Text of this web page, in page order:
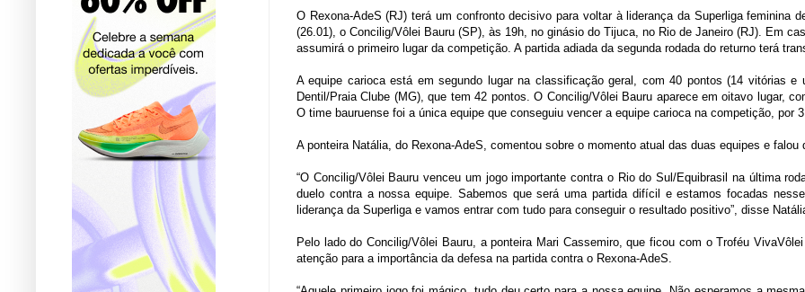
O Rexona-AdeS (RJ) terá um confronto decisivo para voltar à liderança da Superliga feminina
(26.01), o Concilig/Vôlei Bauru (SP), às 19h, no ginásio do Tijuca, no Rio de Janeiro (RJ). Em
assumirá o primeiro lugar da competição. A partida adiada da segunda rodada do returno terá
A equipe carioca está em segundo lugar na classificação geral, com 40 pontos (14 vitórias
Dentil/Praia Clube (MG), que tem 42 pontos. O Concilig/Vôlei Bauru aparece em oitavo lugar,
O time bauruense foi a única equipe que conseguiu vencer a equipe carioca na competição, por
A ponteira Natália, do Rexona-AdeS, comentou sobre o momento atual das duas equipes e
“O Concilig/Vôlei Bauru venceu um jogo importante contra o Rio do Sul/Equibrasil na última
duelo contra a nossa equipe. Sabemos que será uma partida difícil e estamos focadas
liderança da Superliga e vamos entrar com tudo para conseguir o resultado positivo”, disse
Pelo lado do Concilig/Vôlei Bauru, a ponteira Mari Cassemiro, que ficou com o Troféu
atenção para a importância da defesa na partida contra o Rexona-AdeS.